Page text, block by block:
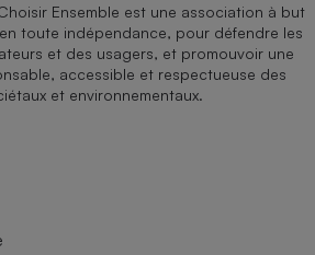
Ensemble est une association à but
toute indépendance, pour défendre les
et des usagers, et promouvoir une
accessible et respectueuse des
et environnementaux.